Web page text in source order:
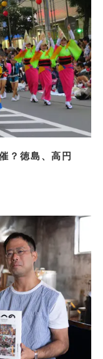
？徳島、高円